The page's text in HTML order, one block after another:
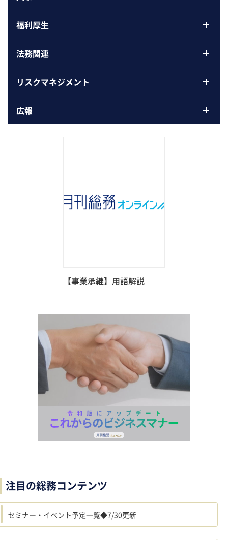
福利厚生
法務関連
リスクマネジメント
広報
【事業承継】用語解説
注目の総務コンテンツ
セミナー・イベント予定一覧◆7/30更新